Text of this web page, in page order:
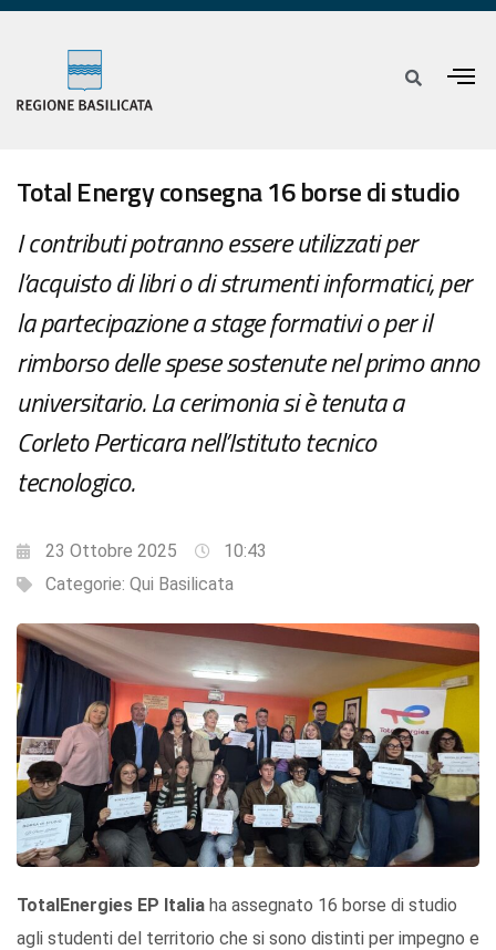
Total Energy consegna 16 borse di studio
I contributi potranno essere utilizzati per
l’acquisto di libri o di strumenti informatici, per
la partecipazione a stage formativi o per il
rimborso delle spese sostenute nel primo anno
universitario. La cerimonia si è tenuta a
Corleto Perticara nell’Istituto tecnico
tecnologico.
23 Ottobre 2025
10:43
Categorie: Qui Basilicata
TotalEnergies EP Italia ha assegnato 16 borse di studio
agli studenti del territorio che si sono distinti per impegno e